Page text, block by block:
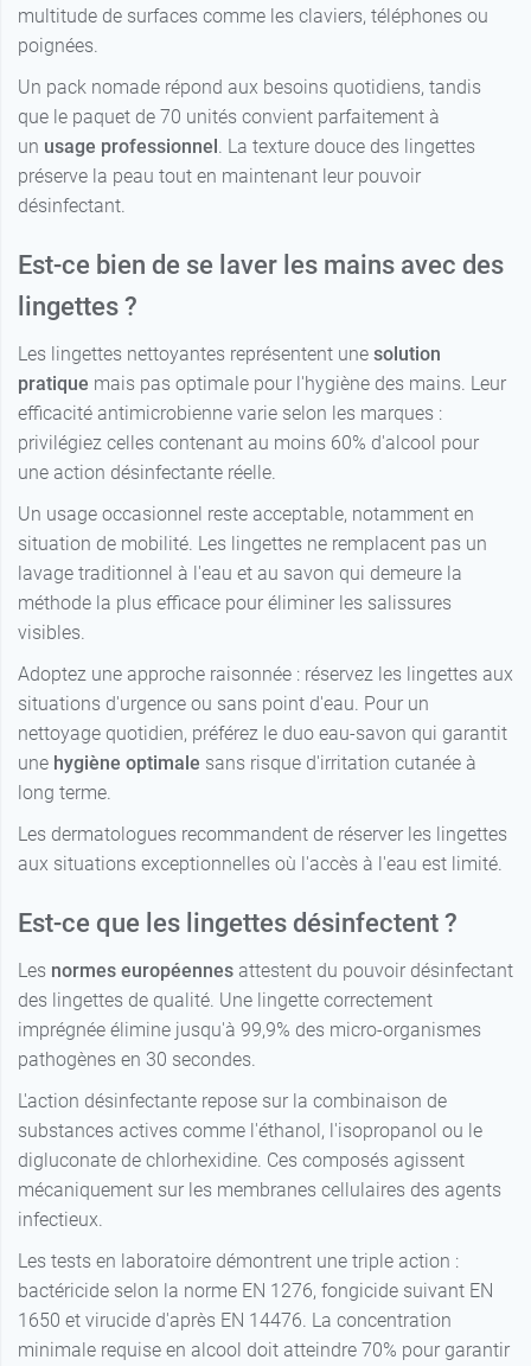
multitude de surfaces comme les claviers, téléphones ou
poignées.
Un pack nomade répond aux besoins quotidiens, tandis
que le paquet de 70 unités convient parfaitement à
un usage professionnel. La texture douce des lingettes
préserve la peau tout en maintenant leur pouvoir
désinfectant.
Est-ce bien de se laver les mains avec des
lingettes ?
Les lingettes nettoyantes représentent une solution
pratique mais pas optimale pour l'hygiène des mains. Leur
efficacité antimicrobienne varie selon les marques :
privilégiez celles contenant au moins 60% d'alcool pour
une action désinfectante réelle.
Un usage occasionnel reste acceptable, notamment en
situation de mobilité. Les lingettes ne remplacent pas un
lavage traditionnel à l'eau et au savon qui demeure la
méthode la plus efficace pour éliminer les salissures
visibles.
Adoptez une approche raisonnée : réservez les lingettes aux
situations d'urgence ou sans point d'eau. Pour un
nettoyage quotidien, préférez le duo eau-savon qui garantit
une hygiène optimale sans risque d'irritation cutanée à
long terme.
Les dermatologues recommandent de réserver les lingettes
aux situations exceptionnelles où l'accès à l'eau est limité.
Est-ce que les lingettes désinfectent ?
Les normes européennes attestent du pouvoir désinfectant
des lingettes de qualité. Une lingette correctement
imprégnée élimine jusqu'à 99,9% des micro-organismes
pathogènes en 30 secondes.
L'action désinfectante repose sur la combinaison de
substances actives comme l'éthanol, l'isopropanol ou le
digluconate de chlorhexidine. Ces composés agissent
mécaniquement sur les membranes cellulaires des agents
infectieux.
Les tests en laboratoire démontrent une triple action :
bactéricide selon la norme EN 1276, fongicide suivant EN
1650 et virucide d'après EN 14476. La concentration
minimale requise en alcool doit atteindre 70% pour garantir